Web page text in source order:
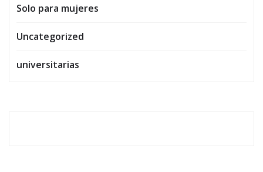
Solo para mujeres
Uncategorized
universitarias